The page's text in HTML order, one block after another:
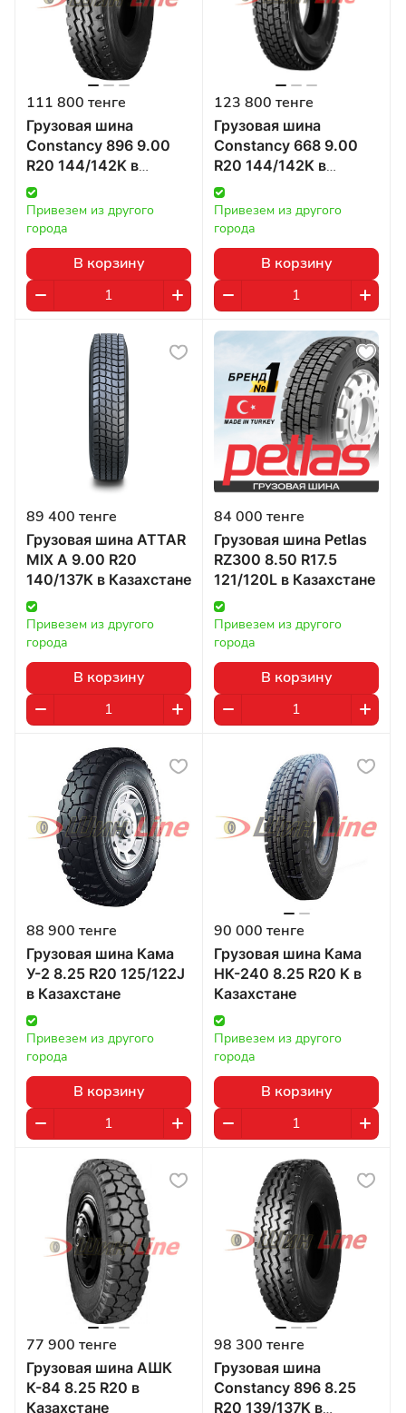
111 800 тенге
Грузовая шина
Constancy 896 9.00
R20 144/142K в
Казахстане
Привезем из другого
города
В корзину
123 800 тенге
Грузовая шина
Constancy 668 9.00
R20 144/142K в
Казахстане
Привезем из другого
города
В корзину
89 400 тенге
Грузовая шина ATTAR
MIX A 9.00 R20
140/137K в Казахстане
Привезем из другого
города
В корзину
84 000 тенге
Грузовая шина Petlas
RZ300 8.50 R17.5
121/120L в Казахстане
Привезем из другого
города
В корзину
88 900 тенге
Грузовая шина Кама
У-2 8.25 R20 125/122J
в Казахстане
Привезем из другого
города
В корзину
90 000 тенге
Грузовая шина Кама
НК-240 8.25 R20 K в
Казахстане
Привезем из другого
города
В корзину
77 900 тенге
Грузовая шина АШК
К-84 8.25 R20 в
Казахстане
98 300 тенге
Грузовая шина
Constancy 896 8.25
R20 139/137K в